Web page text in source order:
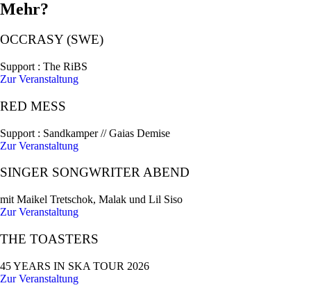
Mehr?
OCCRASY (SWE)
Support : The RiBS
Zur Veranstaltung
RED MESS
Support : Sandkamper // Gaias Demise
Zur Veranstaltung
SINGER SONGWRITER ABEND
mit Maikel Tretschok, Malak und Lil Siso
Zur Veranstaltung
THE TOASTERS
45 YEARS IN SKA TOUR 2026
Zur Veranstaltung